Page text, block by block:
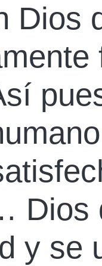
Dios
Dios
y se